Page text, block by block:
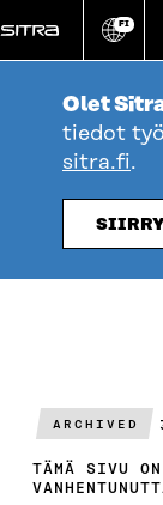
suoraan
sisältöön
Vaihda
kieli
FI
Olet
tiedot
sitra.fi.
ARCHIVED
TÄMÄ SIVU